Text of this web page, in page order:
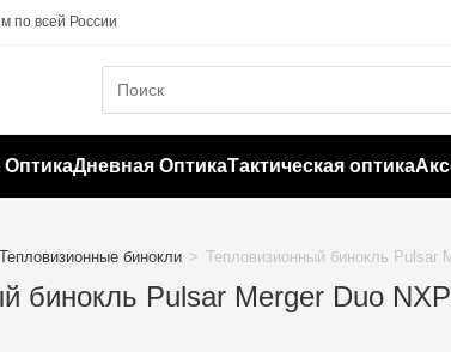
по всей России
ОптикаДневная ОптикаТактическая оптика
Тепловизионные бинокли > Тепловизионный бинокль Pulsar
бинокль Pulsar Merger Duo